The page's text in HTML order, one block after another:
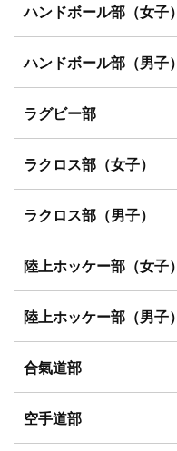
ハンドボール部（女子）
ハンドボール部（男子）
ラグビー部
ラクロス部（女子）
ラクロス部（男子）
陸上ホッケー部（女子）
陸上ホッケー部（男子）
合氣道部
空手道部